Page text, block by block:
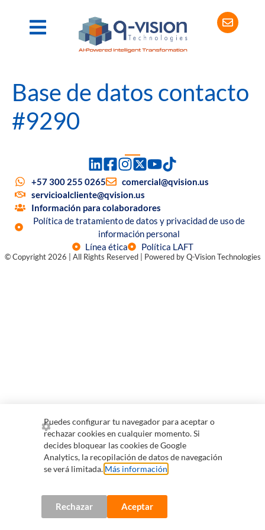
Base de datos contacto
#9290
+57 300 255 0265
comercial@qvision.us
servicioalcliente@qvision.us
Información para colaboradores
Política de tratamiento de datos y privacidad de uso de
información personal
Línea ética
Política LAFT
© Copyright 2026 | All Rights Reserved | Powered by Q-Vision Technologies
Puedes configurar tu navegador para aceptar o
rechazar cookies en cualquier momento. Si
decides bloquear las cookies de Google
Analytics, la recopilación de datos de navegación
se verá limitada. Más información
Rechazar Aceptar